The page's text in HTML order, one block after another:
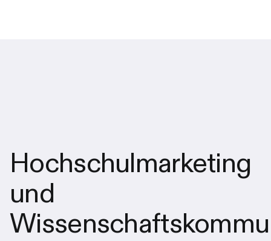
Hochschulmarketing
und